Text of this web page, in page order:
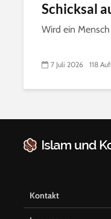
Schicksal
Wird ein
7 Juli 2026 118
Kontakt